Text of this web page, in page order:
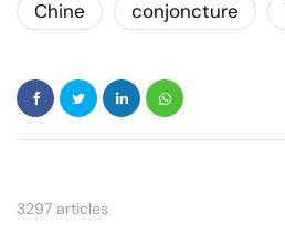
Chine conjoncture
3297 articles